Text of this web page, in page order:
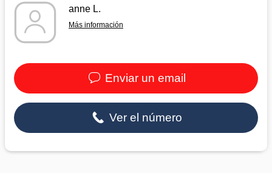
anne L.
Más información
Enviar un email
Ver el número